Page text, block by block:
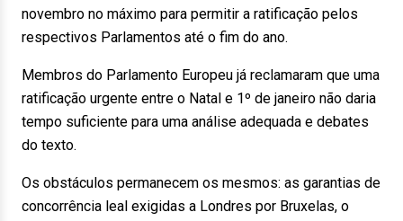
novembro no máximo para permitir a ratificação pelos
respectivos Parlamentos até o fim do ano.
Membros do Parlamento Europeu já reclamaram que uma
ratificação urgente entre o Natal e 1º de janeiro não daria
tempo suficiente para uma análise adequada e debates
do texto.
Os obstáculos permanecem os mesmos: as garantias de
concorrência leal exigidas a Londres por Bruxelas, o